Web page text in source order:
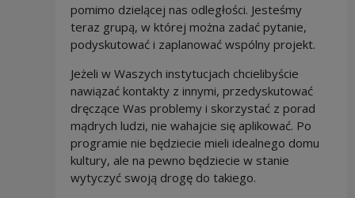
pomimo dzielącej nas odległości. Jesteśmy
teraz grupą, w której można zadać pytanie,
podyskutować i zaplanować wspólny projekt.
Jeżeli w Waszych instytucjach chcielibyście
nawiązać kontakty z innymi, przedyskutować
dręczące Was problemy i skorzystać z porad
mądrych ludzi, nie wahajcie się aplikować. Po
programie nie będziecie mieli idealnego domu
kultury, ale na pewno będziecie w stanie
wytyczyć swoją drogę do takiego.